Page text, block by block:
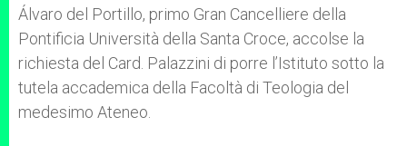
Álvaro del Portillo, primo Gran Cancelliere della
Pontificia Università della Santa Croce, accolse la
richiesta del Card. Palazzini di porre l’Istituto sotto la
tutela accademica della Facoltà di Teologia del
medesimo Ateneo.